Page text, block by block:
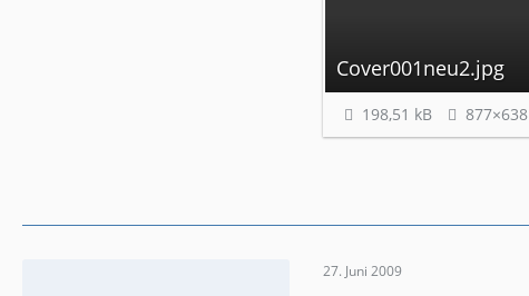
Cover001neu2.jpg
198,51 kB 877×638
27. Juni 2009